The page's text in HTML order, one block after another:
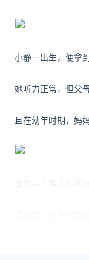
小静一出生，便拿
她听力正常，但父
且在幼年时期，妈
逛街时，她会主动